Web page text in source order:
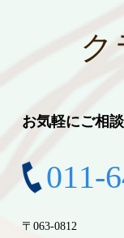
ク
お気軽にご相
011-
〒063-0812